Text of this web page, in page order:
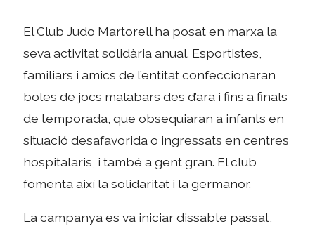
El Club Judo Martorell ha posat en marxa la
seva activitat solidària anual. Esportistes,
familiars i amics de l’entitat confeccionaran
boles de jocs malabars des d’ara i fins a finals
de temporada, que obsequiaran a infants en
situació desafavorida o ingressats en centres
hospitalaris, i també a gent gran. El club
fomenta així la solidaritat i la germanor.
La campanya es va iniciar dissabte passat,